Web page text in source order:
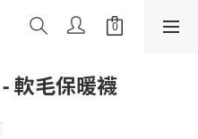
軟毛保暖襪